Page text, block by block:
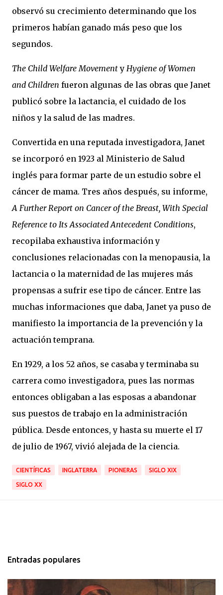
observó su crecimiento determinando que los
primeros habían ganado más peso que los
segundos.
The Child Welfare Movementy Hygiene of Women
and Children fueron algunas de las obras que Janet
publicó sobre la lactancia, el cuidado de los
niños y la salud de las madres.
Convertida en una reputada investigadora, Janet
se incorporó en 1923 al Ministerio de Salud
inglés para formar parte de un estudio sobre el
cáncer de mama. Tres años después, su informe,
A Further Report on Cancer of the Breast, With Special
Reference to Its Associated Antecedent Conditions,
recopilaba exhaustiva información y
conclusiones relacionadas con la menopausia, la
lactancia o la maternidad de las mujeres más
propensas a sufrir ese tipo de cáncer. Entre las
muchas informaciones que daba, Janet ya puso de
manifiesto la importancia de la prevención y la
actuación temprana.
En 1929, a los 52 años, se casaba y terminaba su
carrera como investigadora, pues las normas
entonces obligaban a las esposas a abandonar
sus puestos de trabajo en la administración
pública. Desde entonces, y hasta su muerte el 17
de julio de 1967, vivió alejada de la ciencia.
CIENTÍFICAS INGLATERRA PIONERAS SIGLO XIX
SIGLO XX
Entradas populares